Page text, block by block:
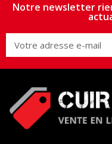
Notre newsletter